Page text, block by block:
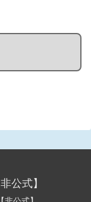
公式】